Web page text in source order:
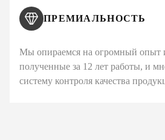
ПРЕМИАЛЬНОСТЬ
Мы опираемся на огромный опыт
полученные за 12 лет работы, и
систему контроля качества